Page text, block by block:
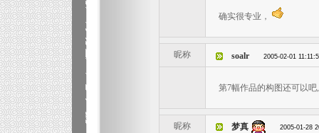
确实很专业，
昵称 soalr 2005-02-01
第7幅作品的构图还可以吧
昵称 梦真 2005-01-28